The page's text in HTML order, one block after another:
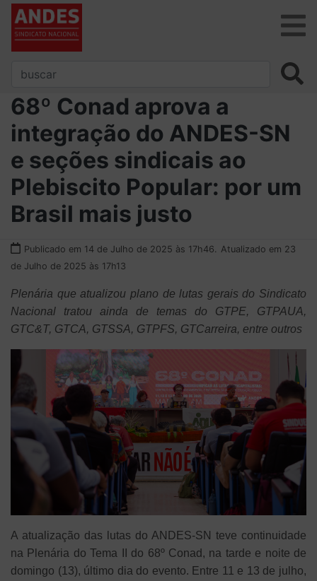
68º Conad aprova a
integração do ANDES-SN
e seções sindicais ao
Plebiscito Popular: por um
Brasil mais justo
Publicado em 14 de Julho de 2025 às 17h46.
Atualizado em 23
de Julho de 2025 às 17h13
Plenária que atualizou plano de lutas gerais do Sindicato
Nacional tratou ainda de temas do GTPE, GTPAUA,
GTC&T, GTCA, GTSSA, GTPFS, GTCarreira, entre outros
A atualização das lutas do ANDES-SN teve continuidade
na Plenária do Tema II do 68º Conad, na tarde e noite de
domingo (13), último dia do evento. Entre 11 e 13 de julho,